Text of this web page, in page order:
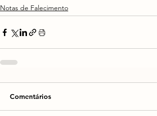
Notas de Falecimento
Comentários